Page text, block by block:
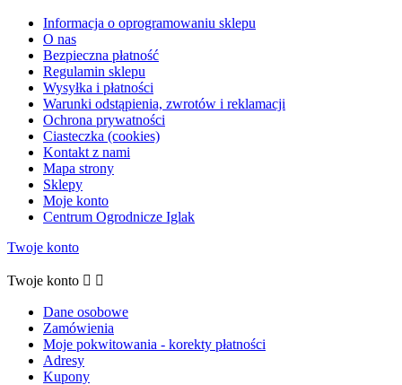
Informacja o oprogramowaniu sklepu
O nas
Bezpieczna płatność
Regulamin sklepu
Wysyłka i płatności
Warunki odstąpienia, zwrotów i reklamacji
Ochrona prywatności
Ciasteczka (cookies)
Kontakt z nami
Mapa strony
Sklepy
Moje konto
Centrum Ogrodnicze Iglak
Twoje konto
Twoje konto  
Dane osobowe
Zamówienia
Moje pokwitowania - korekty płatności
Adresy
Kupony